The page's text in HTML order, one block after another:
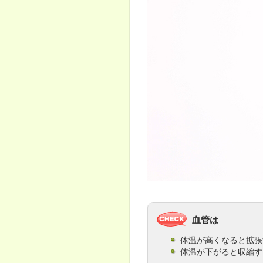
血管は
体温が高くなると拡
体温が下がると収縮